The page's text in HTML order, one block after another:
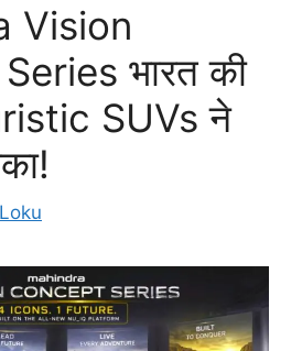
Vision
भारत की
SUVs ने
Loku